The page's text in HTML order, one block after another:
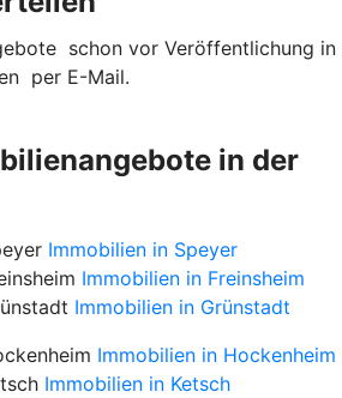
schon vor Veröffentlichung in
per E-Mail.
in der
Immobilien in Speyer
Immobilien in Freinsheim
Immobilien in Grünstadt
Immobilien in Hockenheim
Immobilien in Ketsch